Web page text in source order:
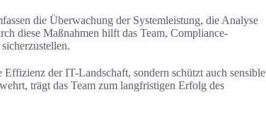
die Überwachung der Systemleistung, die Analyse
diese Maßnahmen hilft das Team, Compliance-
der IT-Landschaft, sondern schützt auch sensible
trägt das Team zum langfristigen Erfolg des